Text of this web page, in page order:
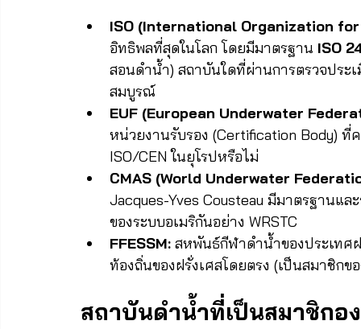
ISO (International Organization
อิทธิพลที่สุดในโลก โดยมีมาตรฐาน ISO
สอนดำน้ำ) สถาบันใดที่ผ่านการตรวจประ
สมบูรณ์
EUF (European Underwater
หน่วยงานรับรอง (Certification Body)
ISO/CEN ในยุโรปหรือไม่
CMAS (World Underwater
Jacques-Yves Cousteau มีมาตรฐานแล
ของระบบอเมริกันอย่าง WRSTC
FFESSM: สหพันธ์กีฬาดำน้ำของประเทศ
ท้องถิ่นของฝรั่งเศสโดยตรง (เป็นสมาชิกข
สถาบันดำน้ำที่เป็นสมาชิกอ